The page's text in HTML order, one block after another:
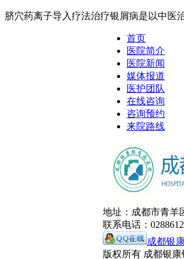
脐穴药离子导入疗法治疗银屑病是以中医
首页
医院简介
医院新闻
媒体报道
医护团队
在线咨询
咨询预约
来院路线
地址：成都市青羊
联系电话：
成都银
版权所有 成都银康